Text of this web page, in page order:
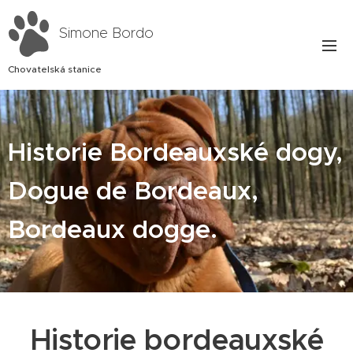
Simone Bordo
Chovatelská stanice
Historie Bordeauxské dogy,
Dogue de Bordeaux,
Bordeaux dogge.
Historie bordeauxské